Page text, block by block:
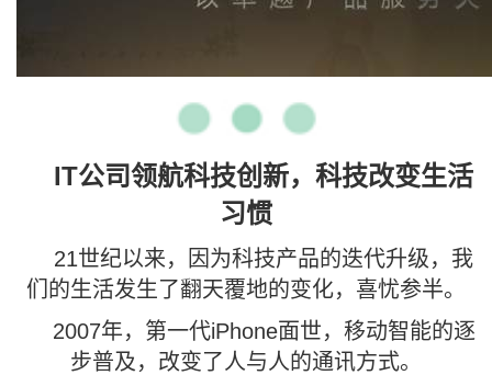
IT公司领航科技创新，科技改变生活
习惯
21世纪以来，因为科技产品的迭代升级，我
们的生活发生了翻天覆地的变化，喜忧参半。
2007年，第一代iPhone面世，移动智能的逐
步普及，改变了人与人的通讯方式。